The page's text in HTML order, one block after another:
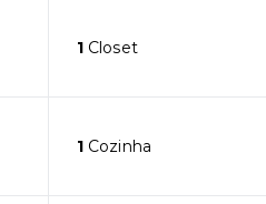
1Closet
1Cozinha